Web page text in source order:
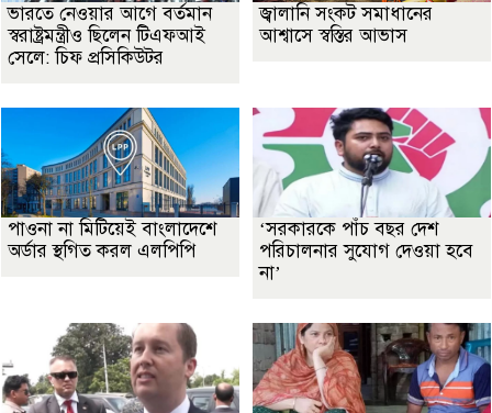
ভারতে নেওয়ার আগে বর্তমান
স্বরাষ্ট্রমন্ত্রীও ছিলেন টিএফআই
সেলে: চিফ প্রসিকিউটর
জ্বালানি সংকট সমাধানের
আশ্বাসে স্বস্তির আভাস
পাওনা না মিটিয়েই বাংলাদেশে
অর্ডার স্থগিত করল এলপিপি
‘সরকারকে পাঁচ বছর দেশ
পরিচালনার সুযোগ দেওয়া হবে
না’